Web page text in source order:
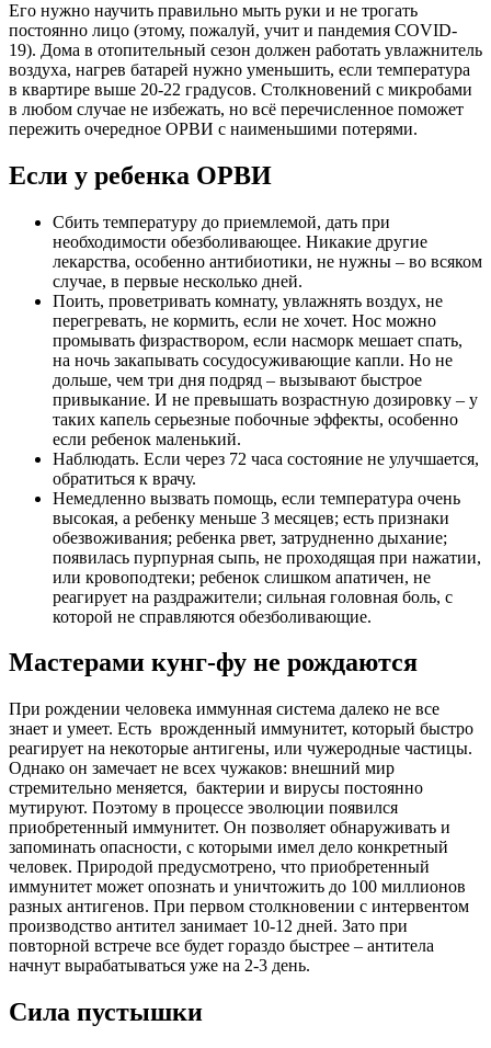
Его нужно научить правильно мыть руки и не трогать
постоянно лицо (этому, пожалуй, учит и пандемия COVID-
19). Дома в отопительный сезон должен работать увлажнитель
воздуха, нагрев батарей нужно уменьшить, если температура
в квартире выше 20-22 градусов. Столкновений с микробами
в любом случае не избежать, но всё перечисленное поможет
пережить очередное ОРВИ с наименьшими потерями.
Если у ребенка ОРВИ
Сбить температуру до приемлемой, дать при
необходимости обезболивающее. Никакие другие
лекарства, особенно антибиотики, не нужны – во всяком
случае, в первые несколько дней.
Поить, проветривать комнату, увлажнять воздух, не
перегревать, не кормить, если не хочет. Нос можно
промывать физраствором, если насморк мешает спать,
на ночь закапывать сосудосуживающие капли. Но не
дольше, чем три дня подряд – вызывают быстрое
привыкание. И не превышать возрастную дозировку – у
таких капель серьезные побочные эффекты, особенно
если ребенок маленький.
Наблюдать. Если через 72 часа состояние не улучшается,
обратиться к врачу.
Немедленно вызвать помощь, если температура очень
высокая, а ребенку меньше 3 месяцев; есть признаки
обезвоживания; ребенка рвет, затрудненно дыхание;
появилась пурпурная сыпь, не проходящая при нажатии,
или кровоподтеки; ребенок слишком апатичен, не
реагирует на раздражители; сильная головная боль, с
которой не справляются обезболивающие.
Мастерами кунг-фу не рождаются
При рождении человека иммунная система далеко не все
знает и умеет. Есть врожденный иммунитет, который быстро
реагирует на некоторые антигены, или чужеродные частицы.
Однако он замечает не всех чужаков: внешний мир
стремительно меняется, бактерии и вирусы постоянно
мутируют. Поэтому в процессе эволюции появился
приобретенный иммунитет. Он позволяет обнаруживать и
запоминать опасности, с которыми имел дело конкретный
человек. Природой предусмотрено, что приобретенный
иммунитет может опознать и уничтожить до 100 миллионов
разных антигенов. При первом столкновении с интервентом
производство антител занимает 10-12 дней. Зато при
повторной встрече все будет гораздо быстрее – антитела
начнут вырабатываться уже на 2-3 день.
Сила пустышки